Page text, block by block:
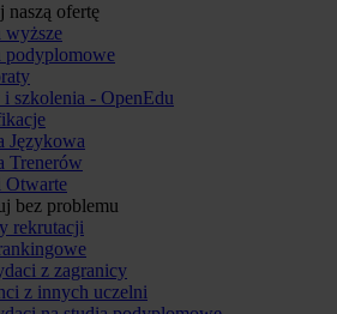
naszą ofertę
wyższe
podyplomowe
szkolenia - OpenEdu
Językowa
Trenerów
Otwarte
bez problemu
rekrutacji
z zagranicy
z innych uczelni